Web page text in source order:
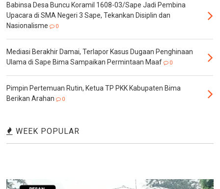
Babinsa Desa Buncu Koramil 1608-03/Sape Jadi Pembina
Upacara di SMA Negeri 3 Sape, Tekankan Disiplin dan
Nasionalisme
0
Mediasi Berakhir Damai, Terlapor Kasus Dugaan Penghinaan
Ulama di Sape Bima Sampaikan Permintaan Maaf
0
Pimpin Pertemuan Rutin, Ketua TP PKK Kabupaten Bima
Berikan Arahan
0
WEEK POPULAR